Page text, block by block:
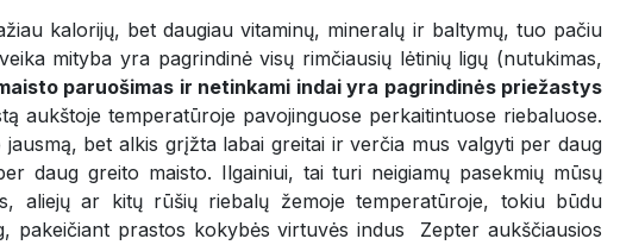
kalorijų, bet daugiau vitaminų, mineralų ir baltymų, tuo pačiu
mityba yra pagrindinė visų rimčiausių lėtinių ligų (nutukimas,
paruošimas ir netinkami indai yra pagrindinės priežastys
aukštoje temperatūroje pavojinguose perkaitintuose riebaluose.
bet alkis grįžta labai greitai ir verčia mus valgyti per daug
daug greito maisto. Ilgainiui, tai turi neigiamų pasekmių mūsų
aliejų ar kitų rūšių riebalų žemoje temperatūroje, tokiu būdu
pakeičiant prastos kokybės virtuvės indus Zepter aukščiausios